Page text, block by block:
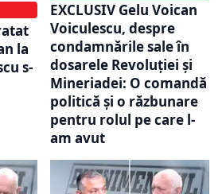
la
s-
EXCLUSIV Gelu Voican
Voiculescu, despre
condamnările sale în
dosarele Revoluției și
Mineriadei: O comandă
politică și o răzbunare
pentru rolul pe care l-
am avut